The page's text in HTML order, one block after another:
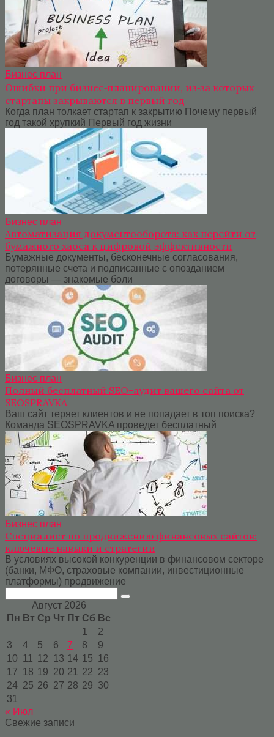
Бизнес план
Ошибки при бизнес‑планировании, из‑за которых
стартапы закрываются в первый год
Когда план толкает стартап к закрытию Почему первый
год такой хрупкий Первый год жизни
Бизнес план
Автоматизация документооборота: как перейти от
бумажного хаоса к цифровой эффективности
Бумажные документы, бесконечные согласования,
потерянные счета и подписанные с опозданием
договоры — знакомые боли
Бизнес план
Полный бесплатный SEO-аудит вашего сайта от
SEOSPRAVKA
Ваш сайт теряет клиентов и не попадает в топ поиска?
Команда SEOSPRAVKA проведет бесплатный
Бизнес план
Специалист по продвижению финансовых сайтов:
ключевые навыки и стратегии
В условиях высокой конкуренции в финансовом секторе
(банки, МФО, страховые компании, инвестиционные
платформы) продвижение
Август 2026
Пн Вт Ср Чт Пт Сб Вс
1
2
3
4 5 6 7 8
9
10 11 12 13 14 15 16
17 18 19 20 21 22 23
24 25 26 27 28 29 30
31
« Июл
Свежие записи